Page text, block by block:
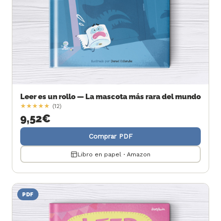
Leer es un rollo — La mascota más rara del mundo
★★★★★ (12)
9,52€
Comprar PDF
Libro en papel · Amazon
PDF